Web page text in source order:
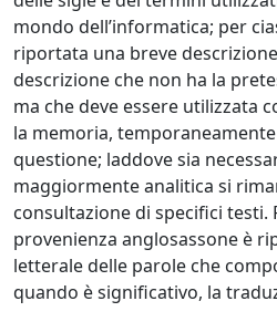
mondo dell’informatica; per
riportata una breve
descrizione che non ha la
ma che deve essere utilizzata
la memoria,
questione; laddove sia
maggiormente analitica si
consultazione di specifici testi.
provenienza anglosassone è
letterale delle parole che
quando è significativo, la